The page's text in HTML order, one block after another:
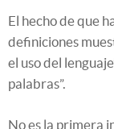
El hecho de que
definiciones
el uso del
palabras”.
No es la primera